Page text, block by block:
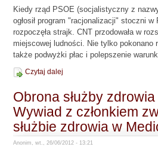
Kiedy rząd PSOE (socjalistyczny z
ogłosił program "racjonalizacji" stoczni w
rozpoczęła strajk. CNT przodowała w
miejscowej ludności. Nie tylko pokonano
także podwyżki płac i polepszenie
Czytaj dalej
Obrona służby
Wywiad z członkiem
służbie zdrowia w
Anonim, wt., 26/06/2012 - 13:21